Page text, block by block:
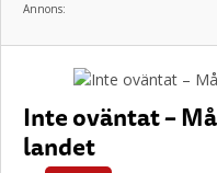
Annons:
Inte oväntat –
landet